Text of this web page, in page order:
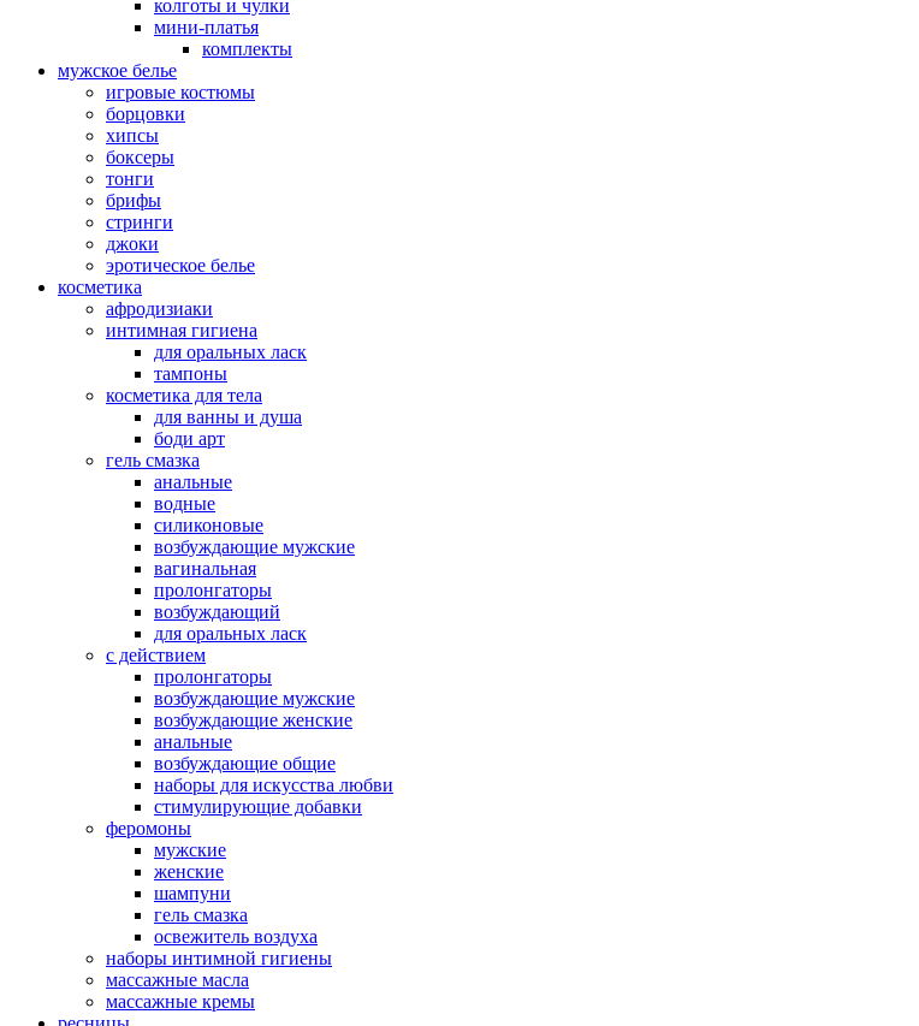
колготы и чулки
мини-платья
комплекты
мужское белье
игровые костюмы
борцовки
хипсы
боксеры
тонги
брифы
стринги
джоки
эротическое белье
косметика
афродизиаки
интимная гигиена
для оральных ласк
тампоны
косметика для тела
для ванны и душа
боди арт
гель смазка
анальные
водные
силиконовые
возбуждающие мужские
вагинальная
пролонгаторы
возбуждающий
для оральных ласк
с действием
пролонгаторы
возбуждающие мужские
возбуждающие женские
анальные
возбуждающие общие
наборы для искусства любви
стимулирующие добавки
феромоны
мужские
женские
шампуни
гель смазка
освежитель воздуха
наборы интимной гигиены
массажные масла
массажные кремы